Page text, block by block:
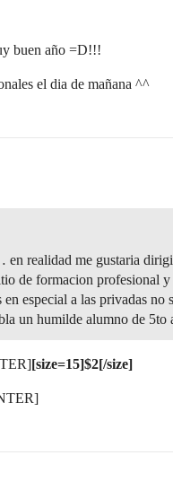
buen año =D!!!
el dia de mañana ^^
realidad me gustaria
de formacion profesional
en especial a las privadas
un humilde alumno de
[size=15]$2[/size]